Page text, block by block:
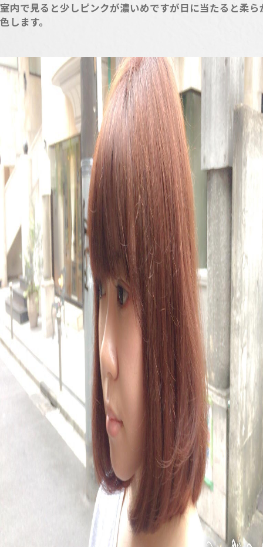
室内で見ると少しピンクが濃いめですが日に当たると柔ら
色します。